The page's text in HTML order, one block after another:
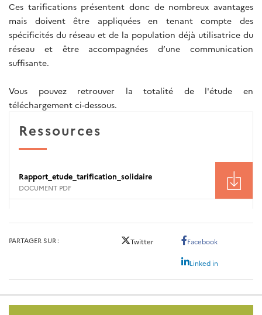
Ces tarifications présentent donc de nombreux avantages
mais doivent être appliquées en tenant compte des
spécificités du réseau et de la population déjà utilisatrice du
réseau et être accompagnées d’une communication
suffisante.
Vous pouvez retrouver la totalité de l'étude en
téléchargement ci-dessous.
Ressources
Rapport_etude_tarification_solidaire
DOCUMENT PDF
PARTAGER SUR Twitter Facebook
Linked in
Pied